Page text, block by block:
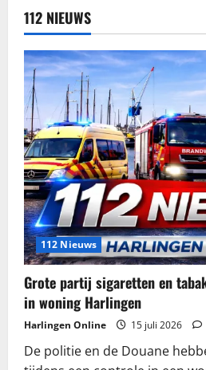
112 NIEUWS
112 Nieuws
Grote partij sigaretten en
in woning Harlingen
Harlingen Online 15 juli 2026
De politie en de Douane